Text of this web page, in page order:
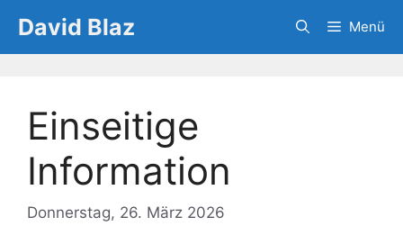
Inhalt
springen
David Blaz Menü
Einseitige
Information
Donnerstag, 26. März 2026